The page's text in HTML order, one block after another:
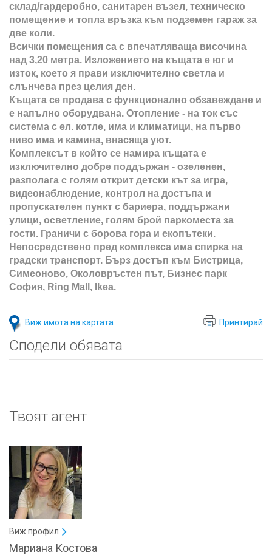
склад/гардеробно, санитарен възел, техническо
помещение и топла връзка към подземен гараж за
две коли.
Всички помещения са с впечатляваща височина
над 3,20 метра. Изложението на къщата е юг и
изток, което я прави изключително светла и
слънчева през целия ден.
Къщата се продава с функционално обзавеждане и
е напълно оборудвана. Отопление - на ток със
система с ел. котле, има и климатици, на първо
ниво има и камина, внасяща уют.
Комплексът в който се намира къщата е
изключително добре поддържан - озеленен,
разполага с голям открит детски кът за игра,
видеонаблюдение, контрол на достъпа и
пропускателен пункт с бариера, поддържани
улици, осветление, голям брой паркоместа за
гости. Граничи с борова гора и екопътеки.
Непосредствено пред комплекса има спирка на
градски транспорт. Бърз достъп към Бистрица,
Симеоново, Околовръстен път, Бизнес парк
София, Ring Mall, Ikea.
Виж имота на картата Принтирай
Сподели обявата
Твоят агент
Виж профил
Мариана Костова